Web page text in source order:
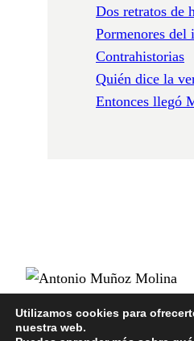
Dos retratos de
Pormenores del
Contrahistorias
Quién dice la
Entonces llegó
Utilizamos cookies para
nuestra web.